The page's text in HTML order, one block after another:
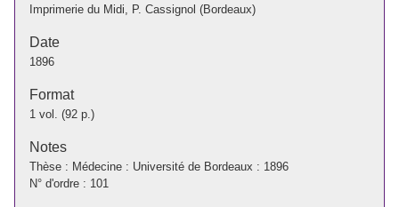
Imprimerie du Midi, P. Cassignol (Bordeaux)
Date
1896
Format
1 vol. (92 p.)
Notes
Thèse : Médecine : Université de Bordeaux : 1896
N° d'ordre : 101